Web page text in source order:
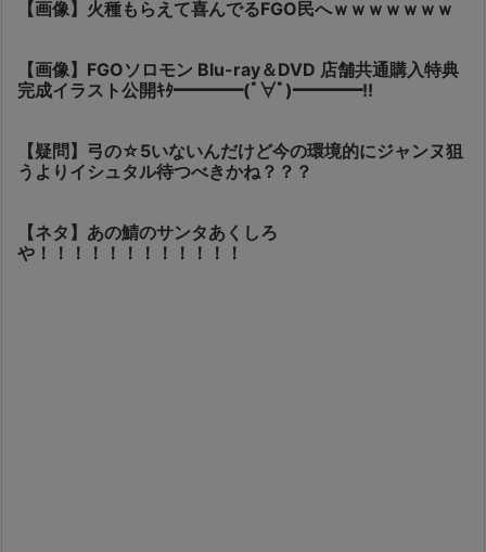
【画像】火種もらえて喜んでるFGO民へｗｗｗｗｗｗｗ
【画像】FGOソロモン Blu-ray＆DVD 店舗共通購入特典
完成イラスト公開ｷﾀ━━━━(ﾟ∀ﾟ)━━━━!!
【疑問】弓の☆5いないんだけど今の環境的にジャンヌ狙
うよりイシュタル待つべきかね？？？
【ネタ】あの鯖のサンタあくしろ
や！！！！！！！！！！！！